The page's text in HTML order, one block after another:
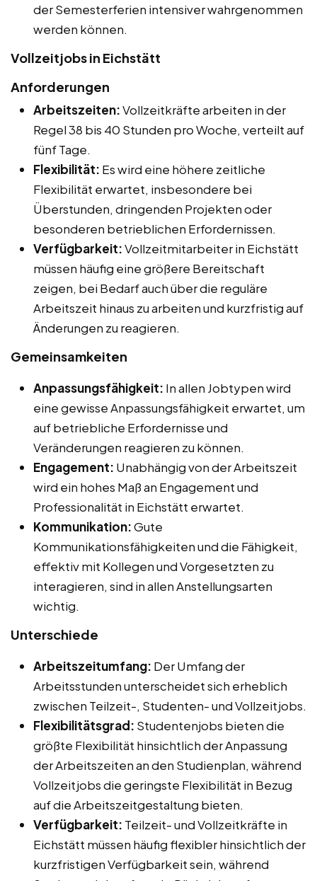
der Semesterferien intensiver wahrgenommen
werden können.
Vollzeitjobs in Eichstätt
Anforderungen
Arbeitszeiten:Vollzeitkräfte arbeiten in der
Regel 38 bis 40 Stunden pro Woche, verteilt auf
fünf Tage.
Flexibilität: Es wird eine höhere zeitliche
Flexibilität erwartet, insbesondere bei
Überstunden, dringenden Projekten oder
besonderen betrieblichen Erfordernissen.
Verfügbarkeit:Vollzeitmitarbeiter in Eichstätt
müssen häufig eine größere Bereitschaft
zeigen, bei Bedarf auch über die reguläre
Arbeitszeit hinaus zu arbeiten und kurzfristig auf
Änderungen zu reagieren.
Gemeinsamkeiten
Anpassungsfähigkeit: In allen Jobtypen wird
eine gewisse Anpassungsfähigkeit erwartet, um
auf betriebliche Erfordernisse und
Veränderungen reagieren zu können.
Engagement: Unabhängig von der Arbeitszeit
wird ein hohes Maß an Engagement und
Professionalität in Eichstätt erwartet.
Kommunikation:Gute
Kommunikationsfähigkeiten und die Fähigkeit,
effektiv mit Kollegen und Vorgesetzten zu
interagieren, sind in allen Anstellungsarten
wichtig.
Unterschiede
Arbeitszeitumfang: Der Umfang der
Arbeitsstunden unterscheidet sich erheblich
zwischen Teilzeit-, Studenten- und Vollzeitjobs.
Flexibilitätsgrad: Studentenjobs bieten die
größte Flexibilität hinsichtlich der Anpassung
der Arbeitszeiten an den Studienplan, während
Vollzeitjobs die geringste Flexibilität in Bezug
auf die Arbeitszeitgestaltung bieten.
Verfügbarkeit: Teilzeit- und Vollzeitkräfte in
Eichstätt müssen häufig flexibler hinsichtlich der
kurzfristigen Verfügbarkeit sein, während